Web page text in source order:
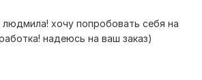
людмила! хочу попробовать себя на
надеюсь на ваш заказ)